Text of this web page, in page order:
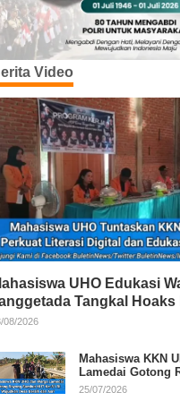
Video
UHO Edukasi
Tangkal Hoaks
Literasi
08/2026
Mahasiswa KKN
Lamedai Gotong
HUT Ke-81 RI
25/07/2026